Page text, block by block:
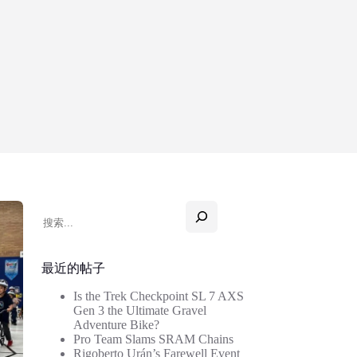
索
最近的帖子
Is the Trek Checkpoint SL 7 AXS
Gen 3 the Ultimate Gravel
Adventure Bike?
Pro Team Slams SRAM Chains
Rigoberto Urán’s Farewell Event